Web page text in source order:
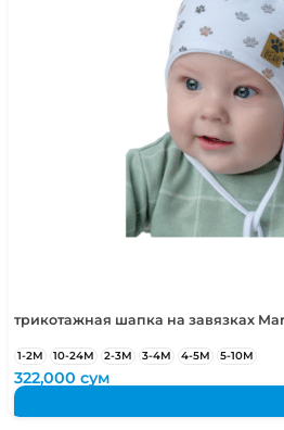
110-116 см
трикотажная шапка на завязках
1-2М 10-24М 2-3М 3-4М 4-5М 5-10М
322,000сум